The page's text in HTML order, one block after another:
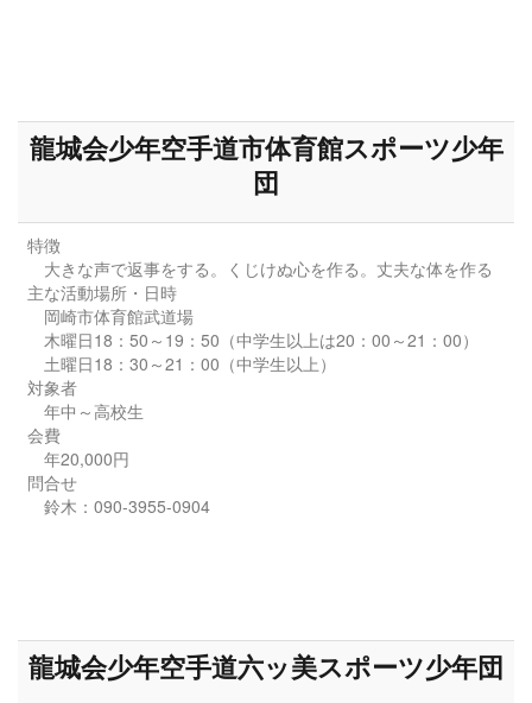
龍城会少年空手道市体育館スポーツ少年
団
特徴
大きな声で返事をする。くじけぬ心を作る。丈夫な体を作る
主な活動場所・日時
岡崎市体育館武道場
木曜日18：50～19：50（中学生以上は20：00～21：00）
土曜日18：30～21：00（中学生以上）
対象者
年中～高校生
会費
年20,000円
問合せ
鈴木：090-3955-0904
龍城会少年空手道六ッ美スポーツ少年団